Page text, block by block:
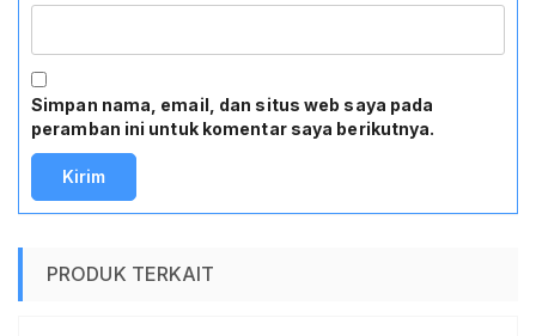
Simpan nama, email, dan situs web saya pada
peramban ini untuk komentar saya berikutnya.
PRODUK TERKAIT